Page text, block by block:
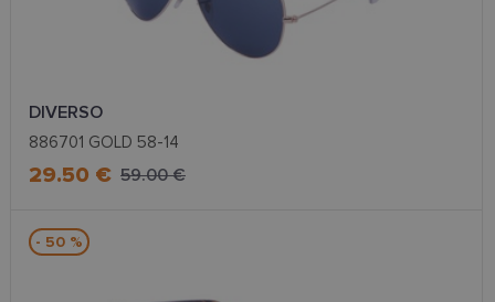
DIVERSO
886701 GOLD 58-14
29.50 € 59.00 €
- 50 %